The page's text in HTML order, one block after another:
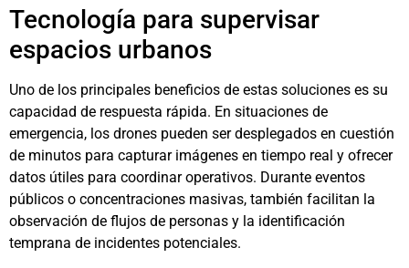
Tecnología para supervisar
espacios urbanos
Uno de los principales beneficios de estas soluciones es su
capacidad de respuesta rápida. En situaciones de
emergencia, los drones pueden ser desplegados en cuestión
de minutos para capturar imágenes en tiempo real y ofrecer
datos útiles para coordinar operativos. Durante eventos
públicos o concentraciones masivas, también facilitan la
observación de flujos de personas y la identificación
temprana de incidentes potenciales.